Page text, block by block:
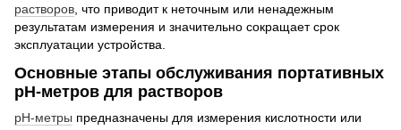
растворов, что приводит к неточным или ненадежным
результатам измерения и значительно сокращает срок
эксплуатации устройства.
Основные этапы обслуживания портативных
рН-метров для растворов
рН-метры предназначены для измерения кислотности или